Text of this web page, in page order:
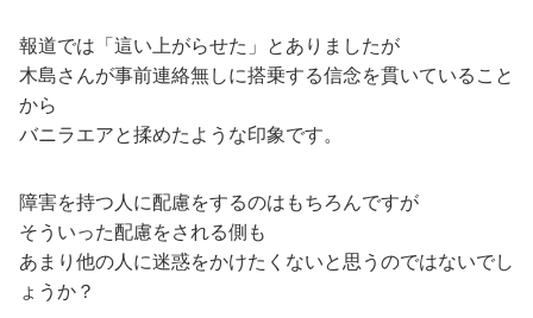
報道では「這い上がらせた」とありましたが
木島さんが事前連絡無しに搭乗する信念を貫いていること
から
バニラエアと揉めたような印象です。
障害を持つ人に配慮をするのはもちろんですが
そういった配慮をされる側も
あまり他の人に迷惑をかけたくないと思うのではないでし
ょうか？